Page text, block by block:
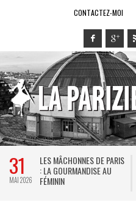
CONTACTEZ-MOI
31
MAI 2026
LES MÂCHONNES DE PARIS
: LA GOURMANDISE AU
FÉMININ